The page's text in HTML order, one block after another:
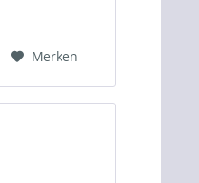
wird Zaches
Merken